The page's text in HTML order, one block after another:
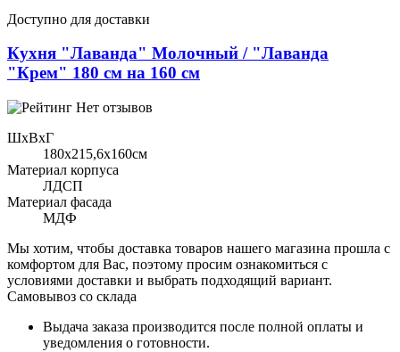
Доступно для доставки
Кухня "Лаванда" Молочный / "Лаванда
"Крем" 180 см на 160 см
Нет отзывов
ШхВхГ
180x215,6х160см
Материал корпуса
ЛДСП
Материал фасада
МДФ
Мы хотим, чтобы доставка товаров нашего магазина прошла с
комфортом для Вас, поэтому просим ознакомиться с
условиями доставки и выбрать подходящий вариант.
Самовывоз со склада
Выдача заказа производится после полной оплаты и
уведомления о готовности.